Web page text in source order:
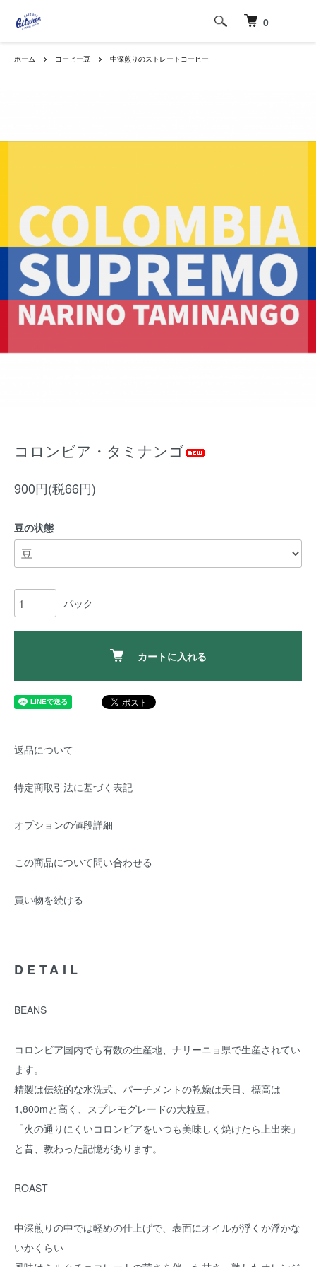
0
ホーム コーヒー豆 中深煎りのストレートコーヒー
コロンビア・タミナンゴ
900円(税66円)
豆の状態
パック
カートに入れる
返品について
特定商取引法に基づく表記
オプションの値段詳細
この商品について問い合わせる
買い物を続ける
DETAIL
BEANS
コロンビア国内でも有数の生産地、ナリーニョ県で生産されてい
ます。
精製は伝統的な水洗式、パーチメントの乾燥は天日、標高は
1,800mと高く、スプレモグレードの大粒豆。
「火の通りにくいコロンビアをいつも美味しく焼けたら上出来」
と昔、教わった記憶があります。
ROAST
中深煎りの中では軽めの仕上げで、表面にオイルが浮くか浮かな
いかくらい